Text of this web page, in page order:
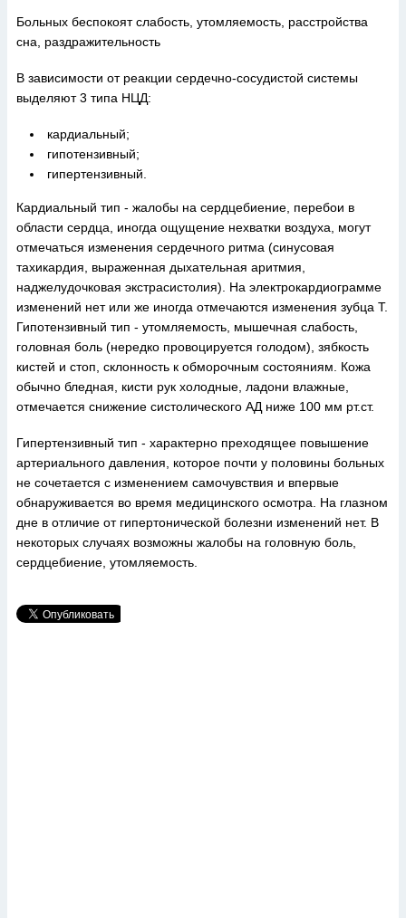
Больных беспокоят слабость, утомляемость, расстройства
сна, раздражительность
В зависимости от реакции сердечно-сосудистой системы
выделяют 3 типа НЦД:
кардиальный;
гипотензивный;
гипертензивный.
Кардиальный тип - жалобы на сердцебиение, перебои в
области сердца, иногда ощущение нехватки воздуха, могут
отмечаться изменения сердечного ритма (синусовая
тахикардия, выраженная дыхательная аритмия,
наджелудочковая экстрасистолия). На электрокардиограмме
изменений нет или же иногда отмечаются изменения зубца Т.
Гипотензивный тип - утомляемость, мышечная слабость,
головная боль (нередко провоцируется голодом), зябкость
кистей и стоп, склонность к обморочным состояниям. Кожа
обычно бледная, кисти рук холодные, ладони влажные,
отмечается снижение систолического АД ниже 100 мм рт.ст.
Гипертензивный тип - характерно преходящее повышение
артериального давления, которое почти у половины больных
не сочетается с изменением самочувствия и впервые
обнаруживается во время медицинского осмотра. На глазном
дне в отличие от гипертонической болезни изменений нет. В
некоторых случаях возможны жалобы на головную боль,
сердцебиение, утомляемость.